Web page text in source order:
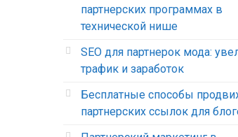
партнерских программах в
технической нише
SEO для партнерок мода:
трафик и заработок
Бесплатные способы
партнерских ссылок для